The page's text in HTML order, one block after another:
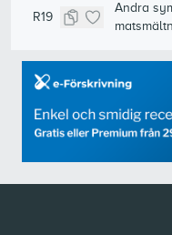
R19
Andra